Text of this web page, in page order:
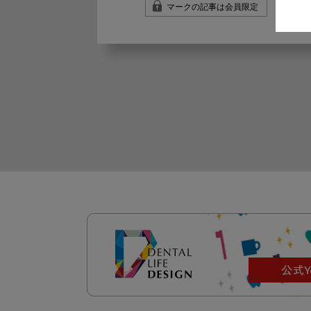
マークの記事は会員限定